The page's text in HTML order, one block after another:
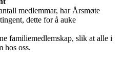
medlemmar, har Årsmøte
dette for å auke
familiemedlemskap, slik at alle i
hos oss.